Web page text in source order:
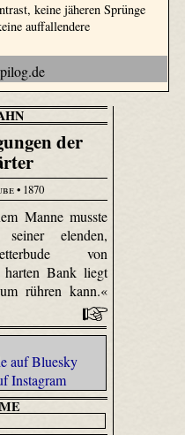
keine jäheren Sprünge
auffallendere
der
• 1870
Manne musste
elenden,
von
harten Bank liegt
rühren kann.«